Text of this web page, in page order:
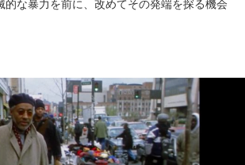
的な暴力を前に、改めてその発端を探る機会